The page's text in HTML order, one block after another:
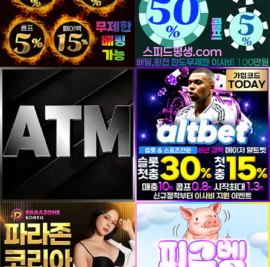
등록일 등록일
등록일 등록일